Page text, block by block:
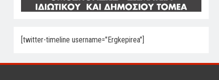
[twitter-timeline username="Ergkepirea"]